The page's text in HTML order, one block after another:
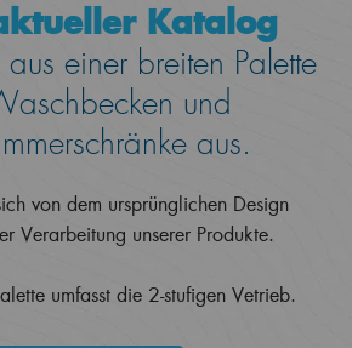
Katalog
einer breiten Palette
und
aus.
von dem ursprünglichen Design
Verarbeitung unserer Produkte.
umfasst die 2-stufigen Vetrieb.